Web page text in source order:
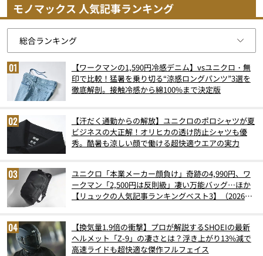
モノマックス 人気記事ランキング
【ワークマンの1,590円冷感デニム】vsユニクロ・無
印で比較！猛暑を乗り切る“涼感ロングパンツ”3選を
徹底解剖。接触冷感から綿100%まで決定版
【汗だく通勤からの解放】ユニクロのポロシャツが夏
ビジネスの大正解！オリヒカの透け防止シャツも優
秀。酷暑も涼しい顔で働ける超快適ウエアの実力
ユニクロ「本業メーカー顔負け」奇跡の4,990円、ワ
ークマン「2,500円は反則級」凄い万能バッグ…ほか
【リュックの人気記事ランキングベスト3】（2026年
【換気量1.9倍の衝撃】プロが解説するSHOEIの最新
ヘルメット「Z-9」の凄さとは？浮き上がり13%減で
高速ライドも超快適な傑作フルフェイス